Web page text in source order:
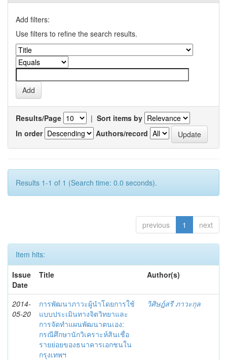
Add filters:
Use filters to refine the search results.
Results/Page | Sort items by
In order
Authors/record
Results 1-1 of 1 (Search time: 0.0 seconds).
previous 1 next
Item hits:
Issue
Date
Title Author(s)
2014-
05-20
การพัฒนาภาวะผู้นำโดยการใช้
แบบประเมินทางจิตวิทยาและ
การจัดทำแผนพัฒนาตนเอง:
กรณีศึกษานักวิเคราะห์สินเชื่อ
รายย่อยของธนาคารเอกชนใน
กรุงเทพฯ
วิศิษฎ์สรี ภาวะกุล